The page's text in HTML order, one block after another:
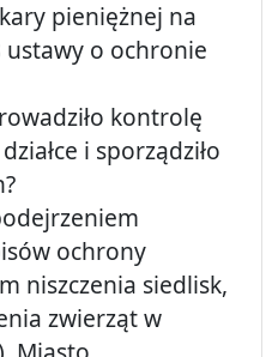
pieniężnej na
o ochronie
kontrolę
i sporządziło
ochrony
niszczenia siedlisk,
zwierząt w